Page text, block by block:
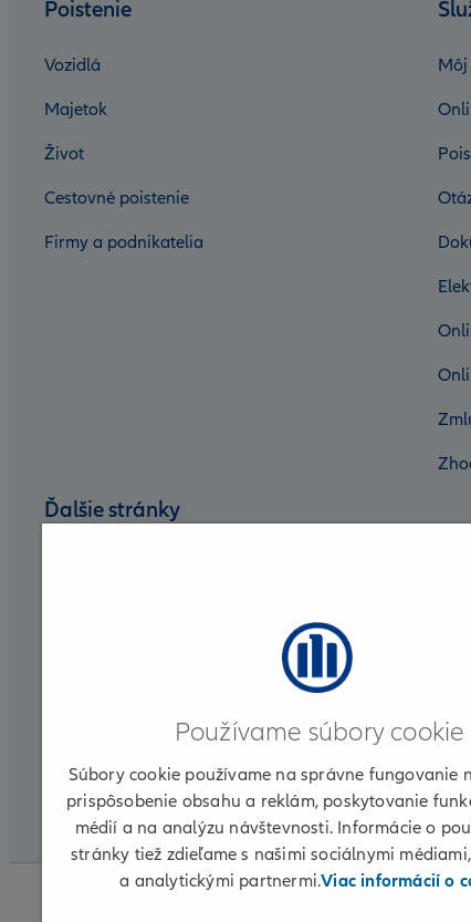
Poistenie
Vozidlá
Majetok
Život
Cestovné poistenie
Firmy a podnikatelia
Ďalšie stránky
Partnerská zóna
Používame súbory cookie
Súbory cookie používame na správne fungovanie
prispôsobenie obsahu a reklám, poskytovanie
médií a na analýzu návštevnosti. Informácie o
stránky tiež zdieľame s našimi sociálnymi
a analytickými partnermi.Viac informácií o